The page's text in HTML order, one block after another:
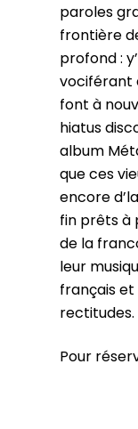
paroles
frontière
profond :
vociférant
font à
hiatus
album
que ces
encore
fin prêts à
de la
leur
français
rectitudes.
Pour